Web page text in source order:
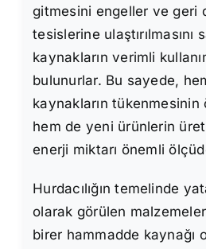
gitmesini engeller ve geri
tesislerine ulaştırılmasını
kaynakların verimli
bulunurlar. Bu sayede,
kaynakların tükenmesinin
hem de yeni ürünlerin
enerji miktarı önemli
Hurdacılığın temelinde
olarak görülen
birer hammadde kaynağı